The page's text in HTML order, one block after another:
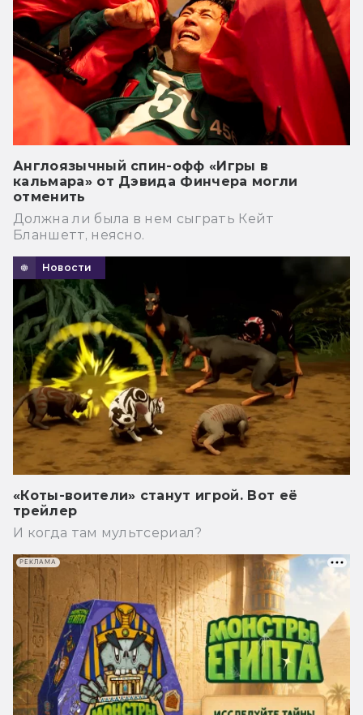
Англоязычный спин-офф «Игры в
кальмара» от Дэвида Финчера могли
отменить
Должна ли была в нем сыграть Кейт
Бланшетт, неясно.
Новости
«Коты-воители» станут игрой. Вот её
трейлер
И когда там мультсериал?
РЕКЛАМА